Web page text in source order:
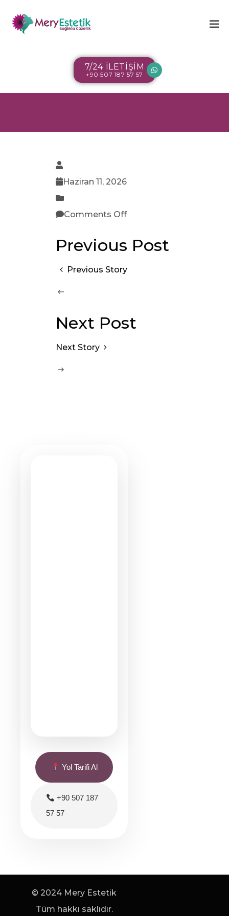
7/24 İLETİŞİM
+90 507 187 57 57
Haziran 11, 2026
Comments Off
Previous Post
Previous Story
Next Post
Next Story
Yol Tarifi Al
+90 507 187
57 57
© 2024 Mery Estetik
Tüm hakkı saklıdır.